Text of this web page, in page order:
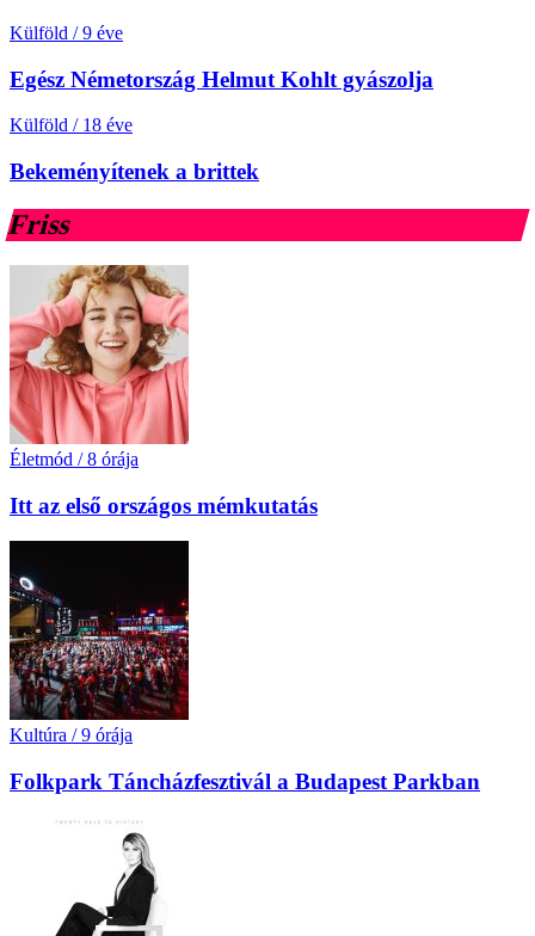
Külföld / 9 éve
Egész Németország Helmut Kohlt gyászolja
Külföld / 18 éve
Bekeményítenek a brittek
Friss
Életmód / 8 órája
Itt az első országos mémkutatás
Kultúra / 9 órája
Folkpark Táncházfesztivál a Budapest Parkban